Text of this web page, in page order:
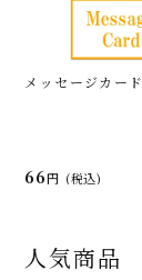
メッセージカード
66 (税込)
人気商品